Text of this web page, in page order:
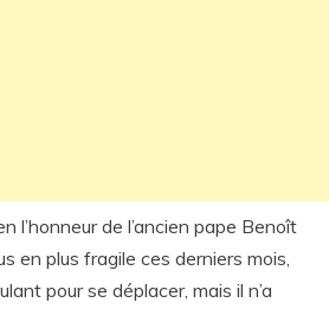
l’honneur de l’ancien pape Benoît
en plus fragile ces derniers mois,
pour se déplacer, mais il n’a